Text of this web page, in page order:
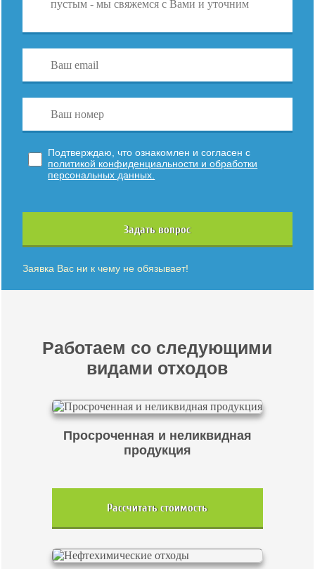
Подтверждаю, что ознакомлен и согласен с
политикой конфиденциальности и обработки
персональных данных.
Задать вопрос
Заявка Вас ни к чему не обязывает!
Работаем со следующими
видами отходов
Просроченная и неликвидная
продукция
Рассчитать стоимость